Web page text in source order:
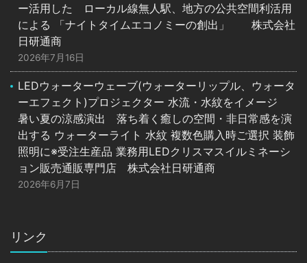
ー活用した ローカル線無人駅、地方の公共空間利活用
による 「ナイトタイムエコノミーの創出」 株式会社
日研通商
2026年7月16日
LEDウォーターウェーブ(ウォーターリップル、ウォータ
ーエフェクト)プロジェクター 水流・水紋をイメージ
暑い夏の涼感演出 落ち着く癒しの空間・非日常感を演
出する ウォーターライト 水紋 複数色購入時ご選択 装飾
照明に※受注生産品 業務用LEDクリスマスイルミネーシ
ョン販売通販専門店 株式会社日研通商
2026年6月7日
リンク